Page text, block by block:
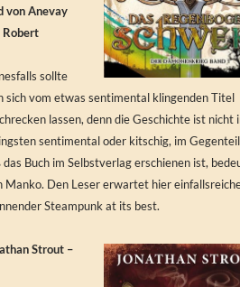
von Anevay
Robert
sollte
sich vom etwas sentimental klingenden Titel
lassen, denn die Geschichte ist nicht
sentimental oder kitschig, im
das Buch im Selbstverlag erschienen ist,
Manko. Den Leser erwartet hier
Steampunk at its best.
Strout –